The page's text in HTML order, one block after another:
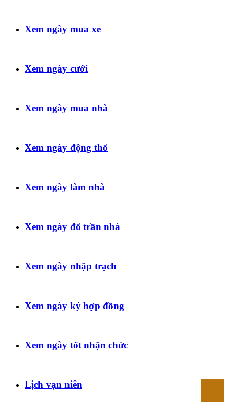
Xem ngày mua xe
Xem ngày cưới
Xem ngày mua nhà
Xem ngày động thổ
Xem ngày làm nhà
Xem ngày đổ trần nhà
Xem ngày nhập trạch
Xem ngày ký hợp đồng
Xem ngày tốt nhận chức
Lịch vạn niên